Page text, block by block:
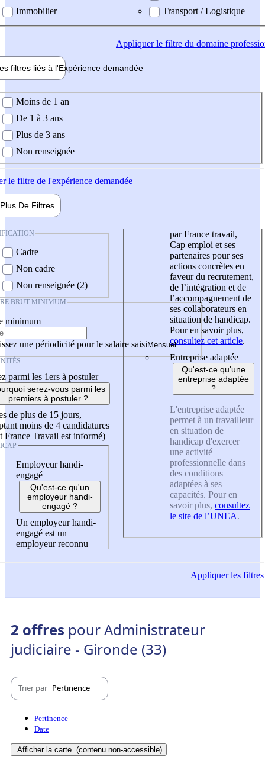
Immobilier
Transport / Logistique
Appliquerle filtre du domaine
filtres liés à l'Expérience demandée
demandée
Moins de 1 an
De 1 à 3 ans
Plus de 3 ans
Non renseignée
le filtre de l'expérience demandée
Plus De Filtres
Cadre
Non cadre
Non renseignée (2)
BRUT MINIMUM
minimum
une périodicité pour le salaire saisi
parmi les 1ers à postuler
serez-vous parmi les
premiers à postuler ?
de plus de 15 jours,
moins de 4 candidatures
France Travail est informé)
Employeur handi-
engagé
Qu'est-ce qu'un
employeur handi-
engagé ?
Un employeur handi-
engagé est un
employeur reconnu
par France travail,
Cap emploi et ses
partenaires pour ses
actions concrètes en
faveur du recrutement,
de l’intégration et de
l’accompagnement de
ses collaborateurs en
situation de handicap.
Pour en savoir plus,
consultez cet article.
Entreprise adaptée
Qu'est-ce qu'une
entreprise adaptée
?
L'entreprise adaptée
permet à un travailleur
en situation de
handicap d'exercer
une activité
professionnelle dans
des conditions
adaptées à ses
capacités. Pour en
savoir plus, consultez
le site de l’UNEA.
Appliquerles filtres
2 offres pour Administrateur
judiciaire - Gironde (33)
Trier par Pertinence
Pertinence
Date
Afficher la carte (contenu non-accessible)